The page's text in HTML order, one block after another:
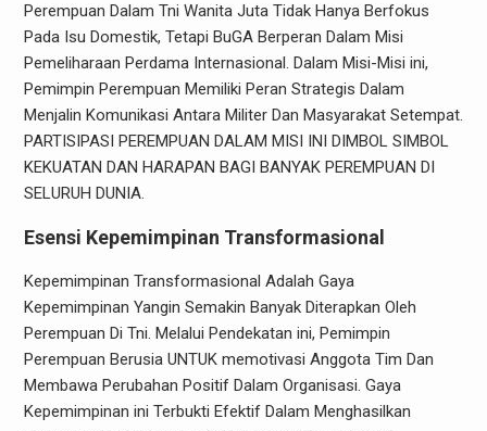
Perempuan Dalam Tni Wanita Juta Tidak Hanya Berfokus
Pada Isu Domestik, Tetapi BuGA Berperan Dalam Misi
Pemeliharaan Perdama Internasional. Dalam Misi-Misi ini,
Pemimpin Perempuan Memiliki Peran Strategis Dalam
Menjalin Komunikasi Antara Militer Dan Masyarakat Setempat.
PARTISIPASI PEREMPUAN DALAM MISI INI DIMBOL SIMBOL
KEKUATAN DAN HARAPAN BAGI BANYAK PEREMPUAN DI
SELURUH DUNIA.
Esensi Kepemimpinan Transformasional
Kepemimpinan Transformasional Adalah Gaya
Kepemimpinan Yangin Semakin Banyak Diterapkan Oleh
Perempuan Di Tni. Melalui Pendekatan ini, Pemimpin
Perempuan Berusia UNTUK memotivasi Anggota Tim Dan
Membawa Perubahan Positif Dalam Organisasi. Gaya
Kepemimpinan ini Terbukti Efektif Dalam Menghasilkan